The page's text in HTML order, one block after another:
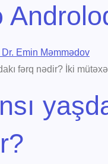
fərq nədir? İki